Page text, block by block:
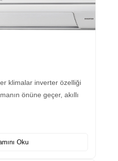
klimalar inverter özelliği
önüne geçer, akıllı
Oku